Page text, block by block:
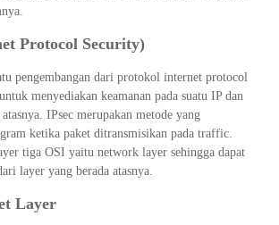
Protocol Security)
pengembangan dari protokol internet protocol
menyediakan keamanan pada suatu IP dan
IPsec merupakan metode yang
ketika paket ditransmisikan pada traffic.
tiga OSI yaitu network layer sehingga dapat
layer yang berada atasnya.
Layer